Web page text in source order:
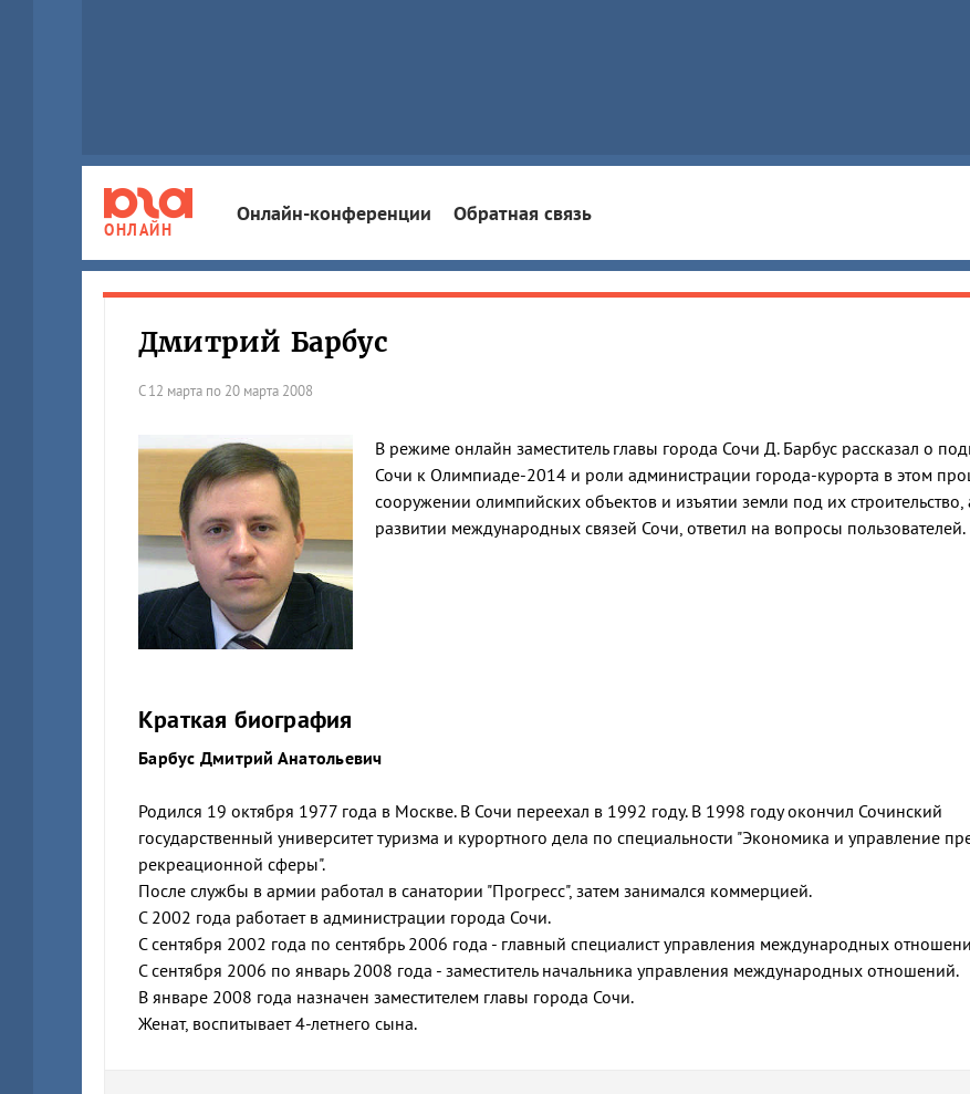
ОНЛАЙН
Онлайн-конференции Обратная связь
Дмитрий Барбус
С 12 марта по 20 марта 2008
В режиме онлайн заместитель главы города Сочи Д. Барбус рассказал о
Сочи к Олимпиаде-2014 и роли администрации города-курорта в этом
сооружении олимпийских объектов и изъятии земли под их строительство,
развитии международных связей Сочи, ответил на вопросы пользователей.
Краткая биография
Барбус Дмитрий Анатольевич
Родился 19 октября 1977 года в Москве. В Сочи переехал в 1992 году. В 1998 году окончил Сочинский
государственный университет туризма и курортного дела по специальности "Экономика и управление
рекреационной сферы".
После службы в армии работал в санатории "Прогресс", затем занимался коммерцией.
С 2002 года работает в администрации города Сочи.
С сентября 2002 года по сентябрь 2006 года - главный специалист управления международных
С сентября 2006 по январь 2008 года - заместитель начальника управления международных отношений.
В январе 2008 года назначен заместителем главы города Сочи.
Женат, воспитывает 4-летнего сына.